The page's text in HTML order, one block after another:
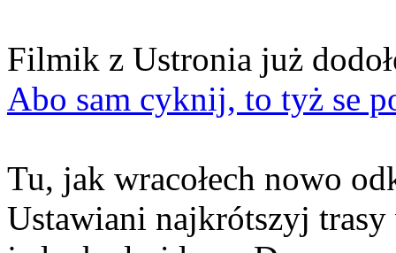
Filmik z Ustronia już
Abo sam cyknij, to tyż se
Tu, jak wracołech nowo
Ustawiani najkrótszyj